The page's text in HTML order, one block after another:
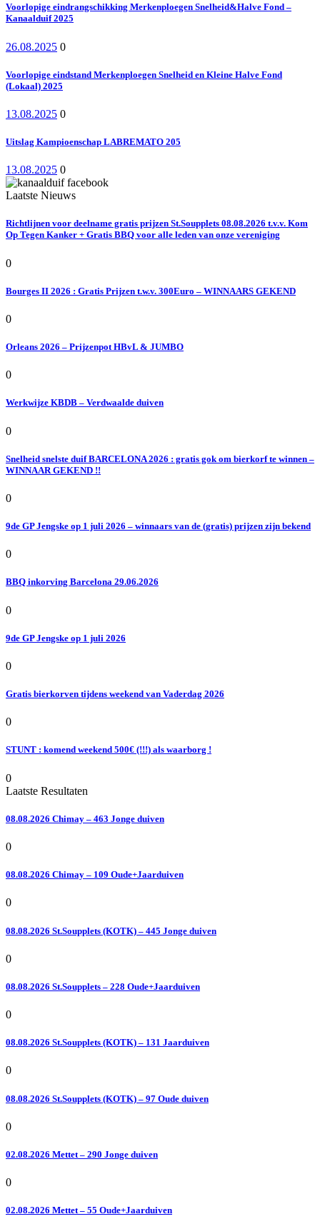
Voorlopige eindrangschikking Merkenploegen Snelheid&Halve Fond –
Kanaalduif 2025
26.08.2025 0
Voorlopige eindstand Merkenploegen Snelheid en Kleine Halve Fond
(Lokaal) 2025
13.08.2025 0
Uitslag Kampioenschap LABREMATO 205
13.08.2025 0
Laatste Nieuws
Richtlijnen voor deelname gratis prijzen St.Soupplets 08.08.2026 t.v.v. Kom
Op Tegen Kanker + Gratis BBQ voor alle leden van onze vereniging
0
Bourges II 2026 : Gratis Prijzen t.w.v. 300Euro – WINNAARS GEKEND
0
Orleans 2026 – Prijzenpot HBvL & JUMBO
0
Werkwijze KBDB – Verdwaalde duiven
0
Snelheid snelste duif BARCELONA 2026 : gratis gok om bierkorf te winnen –
WINNAAR GEKEND !!
0
9de GP Jengske op 1 juli 2026 – winnaars van de (gratis) prijzen zijn bekend
0
BBQ inkorving Barcelona 29.06.2026
0
9de GP Jengske op 1 juli 2026
0
Gratis bierkorven tijdens weekend van Vaderdag 2026
0
STUNT : komend weekend 500€ (!!!) als waarborg !
0
Laatste Resultaten
08.08.2026 Chimay – 463 Jonge duiven
0
08.08.2026 Chimay – 109 Oude+Jaarduiven
0
08.08.2026 St.Soupplets (KOTK) – 445 Jonge duiven
0
08.08.2026 St.Soupplets – 228 Oude+Jaarduiven
0
08.08.2026 St.Soupplets (KOTK) – 131 Jaarduiven
0
08.08.2026 St.Soupplets (KOTK) – 97 Oude duiven
0
02.08.2026 Mettet – 290 Jonge duiven
0
02.08.2026 Mettet – 55 Oude+Jaarduiven